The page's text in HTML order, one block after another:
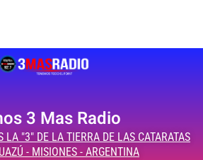
3 Mas Radio
LA "3" DE LA TIERRA DE LAS CATARATAS
- MISIONES - ARGENTINA